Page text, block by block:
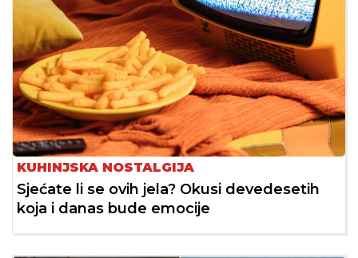
KUHINJSKA NOSTALGIJA
Sjećate li se ovih jela? Okusi devedesetih
koja i danas bude emocije